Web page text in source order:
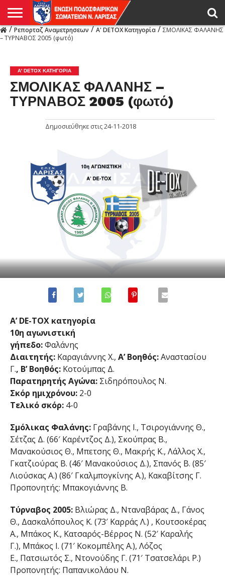
Η
ΕΝΩΣΗ
ΑΓΩΝΙΣΤΙΚΑ
ΜΙΚΤΉ
ΔΙΑΙΤΗΣΙΑ
ΠΡΩΤΑΘΛΗΜΑΤΑ
ΥΠΟΔΟΜΕΣ
ΚΥΠΕΛΛΟ
ΑΜΕΣΑ
LIVE
ΝΕΑ
ΠΡΩΤΑΘΛΗΜΑΤΑ
ΚΥΠΕΛΛΟ
ΥΠΟΔΟΜΕΣ
ΠΕΙΘΑΡΧΙΚΟ
ΜΙΚΤΗ
ΠΑΡΑΤΗΡΗΤΕΣ
ΠΡΟΠΟΝΗΤΕΣ
ΔΙΑΙΤΗΤΕΣ
VIDEO
ΓΕΝΙΚΑ
ΑΦΙΕΡΩΜΑΤΑ
ΕΚΔΗΛΩΣΕΙΣ
ΕΠΙΚΟΙΝΩΝΙΑ
/Ρεπορταζ Αναμετρησεων/Α' DETOX Κατηγορία/ΣΜΟΛΙΚΑΣ ΦΑΛΑΝΗΣ
– ΤΥΡΝΑΒΟΣ 2005 (φωτό)
Α' DETOX ΚΑΤΗΓΟΡΊΑ
ΣΜΟΛΙΚΑΣ ΦΑΛΑΝΗΣ –
ΤΥΡΝΑΒΟΣ 2005 (φωτό)
Δημοσιεύθηκε στις24-11-2018
Α’ DE-TOX κατηγορία
10η αγωνιστική
γήπεδο:Φαλάνης
Διαιτητής:Καραγιάννης Χ., Α’ Βοηθός:Αναστασίου
Γ., Β’ Βοηθός:Κοτούμπας Δ.
Παρατηρητής Αγώνα: Σιδηρόπουλος Ν.
Σκόρ ημιχρόνου: 2-0
Τελικό σκόρ: 4-0
Σμόλικας Φαλάνης:Γραβάνης Ι., Τσιρογιάννης Θ.,
Σέτζας Δ. (66′ Καρέντζος Δ.), Σκούπρας Β.,
Μανακούσιος Θ., Μπετσης Θ., Μακρής Κ., Λάλλος Χ.,
Γκατζιούρας Β. (46′ Μανακούσιος Δ.), Σπανός Β. (85′
Λιούσκας Α.) (86′ Γκαλμπογκίνης Α.), Κακαβίτσης Γ.
Προπονητής: Μπακογιάννης Β.
Τύρναβος 2005: Βλιώρας Δ., Νταναβάρας Δ., Γάνος
Θ., Δασκαλόπουλος Κ. (73′ Καρράς Λ.) , Κουτσοκέρας
Α., Μπάκος Κ., Κατσαρός-Βέρρος Ν. (52′ Καραλής
Γ.), Μπάκος Ι. (71′ Κοκομπέλης Α.), Λόζος
Ε., Πατσιωτός Σ., Ντονούδης Γ. (71′ Τσατσελάρι Ρ.)
Προπονητής: Παπανικολάου Ν.